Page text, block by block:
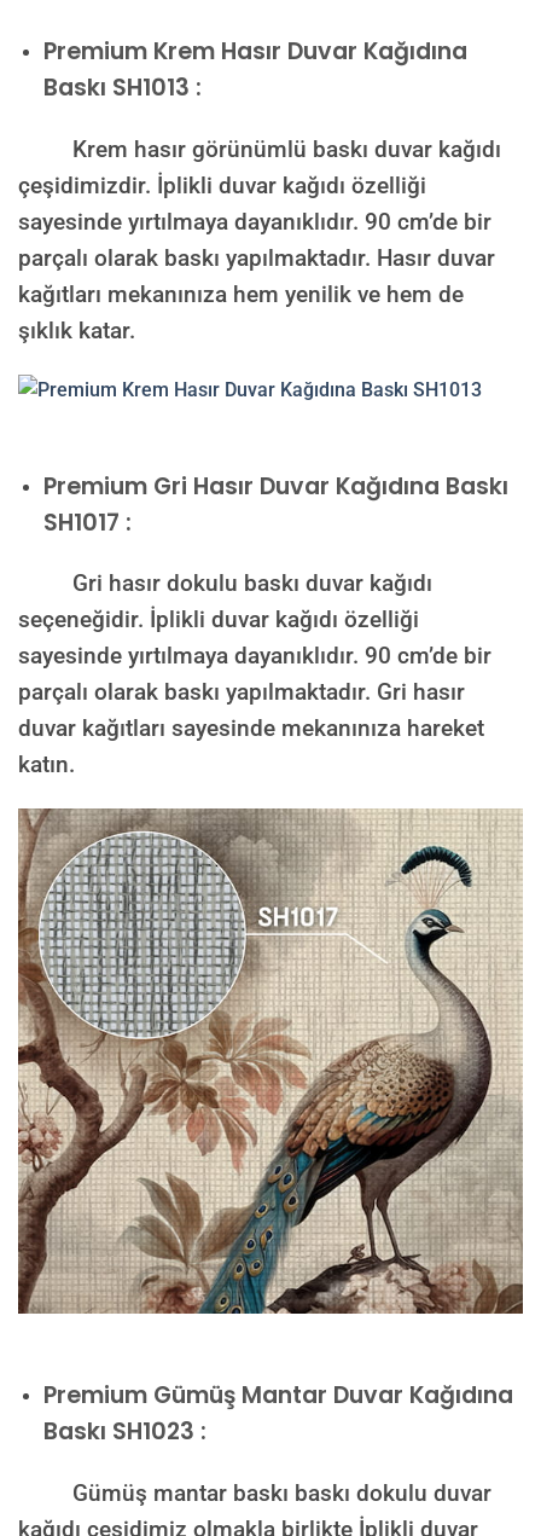
Premium Krem Hasır Duvar Kağıdına
Baskı SH1013 :
Krem hasır görünümlü baskı duvar kağıdı
çeşidimizdir. İplikli duvar kağıdı özelliği
sayesinde yırtılmaya dayanıklıdır. 90 cm’de bir
parçalı olarak baskı yapılmaktadır. Hasır duvar
kağıtları mekanınıza hem yenilik ve hem de
şıklık katar.
Premium Gri Hasır Duvar Kağıdına Baskı
SH1017 :
Gri hasır dokulu baskı duvar kağıdı
seçeneğidir. İplikli duvar kağıdı özelliği
sayesinde yırtılmaya dayanıklıdır. 90 cm’de bir
parçalı olarak baskı yapılmaktadır. Gri hasır
duvar kağıtları sayesinde mekanınıza hareket
katın.
Premium Gümüş Mantar Duvar Kağıdına
Baskı SH1023 :
Gümüş mantar baskı baskı dokulu duvar
kağıdı çeşidimiz olmakla birlikte İplikli duvar